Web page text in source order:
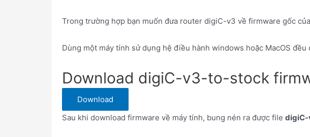
Trong trường hợp bạn muốn đưa router digiC-v3 về firmware gốc
Dùng một máy tính sử dụng hệ điều hành windows hoặc MacOS đều
Download digiC-v3-to-stock
Download
Sau khi download firmware về máy tính, bung nén ra được file